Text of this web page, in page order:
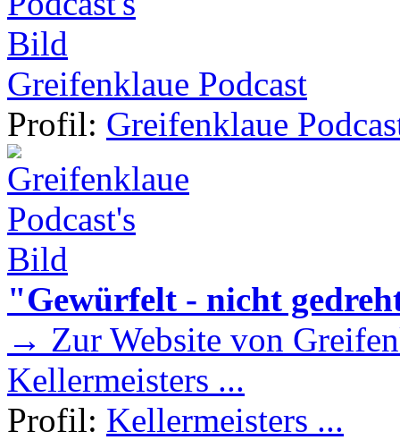
Greifenklaue Podcast
Profil: Greifenklaue
"Gewürfelt - nicht
→ Zur Website von
Kellermeisters ...
Profil: Kellermeisters ...